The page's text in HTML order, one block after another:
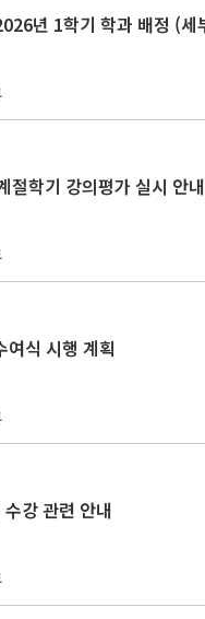
절학기 강의평가 실시 안내
여식 시행 계획
강 관련 안내